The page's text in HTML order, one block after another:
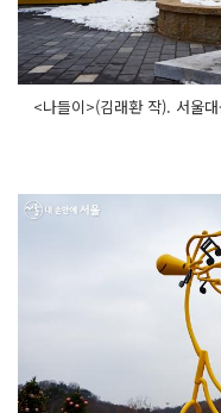
<나들이>(김래환 작). 서울